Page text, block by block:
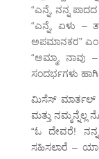
“ಎನ್ನೆ, ನನ್ನ
“ಎನ್ನೆ, ಏಳು –
ಅಪಮಾನಕರ”
“ಅಮ್ಮಾ, ನಾವು
ಸಂದರ್ಭಗಳು
ಮಿಸೆಸ್ ಮಾರ್ತಲ್
ಮತ್ತು ನಮ್ಮನ್ನೆಲ್ಲ
“ಓ ದೇವರೆ!
ಸಹಿಸಲಾರೆ –